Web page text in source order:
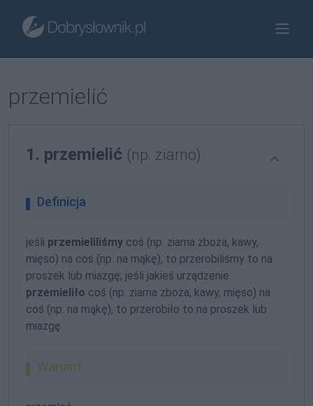
przemielić
1. przemielić (np. ziarno)
Definicja
jeśli przemieliliśmy coś (np. ziarna zboża, kawy,
mięso) na coś (np. na mąkę), to przerobiliśmy to na
proszek lub miazgę; jeśli jakieś urządzenie
przemieliło coś (np. ziarna zboża, kawy, mięso) na
coś (np. na mąkę), to przerobiło to na proszek lub
miazgę
Wariant